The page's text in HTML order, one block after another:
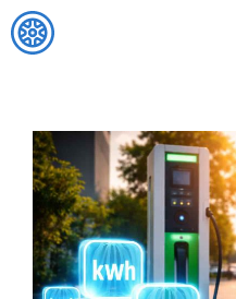
Aller
au